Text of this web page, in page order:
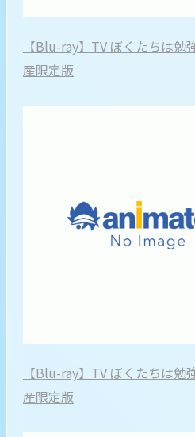
【Blu-ray】TV ぼくたちは
産限定版
【Blu-ray】TV ぼくたちは勉
産限定版